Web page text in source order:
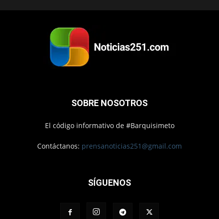
SOBRE NOSOTROS
El código informativo de #Barquisimeto
Contáctanos: prensanoticias251@gmail.com
SÍGUENOS